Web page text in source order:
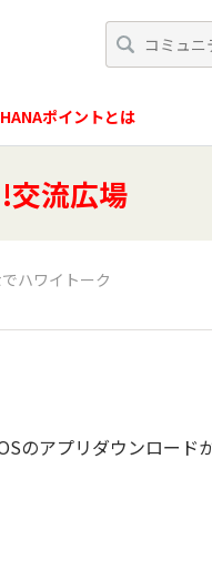
ポイントとは
交流広場
ハワイトーク
のアプリダウンロード